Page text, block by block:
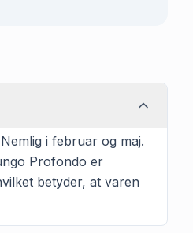
i februar og maj.
Profondo er
betyder, at varen